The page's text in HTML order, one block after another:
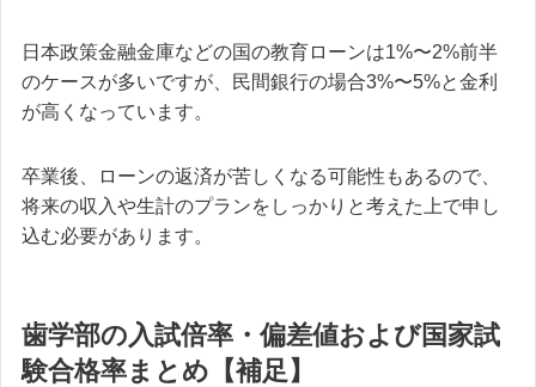
日本政策金融金庫などの国の教育ローンは1%〜2%前半
のケースが多いですが、民間銀行の場合3%〜5%と金利
が高くなっています。
卒業後、ローンの返済が苦しくなる可能性もあるので、
将来の収入や生計のプランをしっかりと考えた上で申し
込む必要があります。
歯学部の入試倍率・偏差値および国家試
験合格率まとめ【補足】